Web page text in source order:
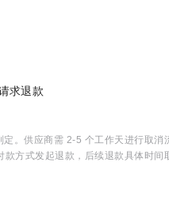
求退款
。供应商需 2-5 个工作天进行取消
方式发起退款，后续退款具体时间